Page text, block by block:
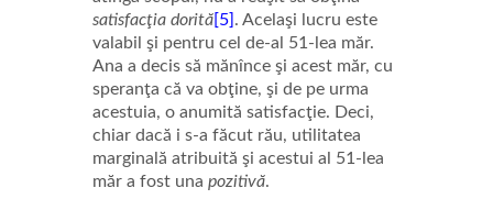
satisfacţia dorită[5]. Acelaşi lucru este
valabil şi pentru cel de-al 51-lea măr.
Ana a decis să mănînce şi acest măr, cu
speranţa că va obţine, şi de pe urma
acestuia, o anumită satisfacţie. Deci,
chiar dacă i s-a făcut rău, utilitatea
marginală atribuită şi acestui al 51-lea
măr a fost una pozitivă.